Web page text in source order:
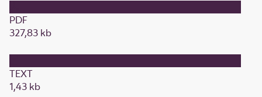
PDF
327,83 kb
TEXT
1,43 kb